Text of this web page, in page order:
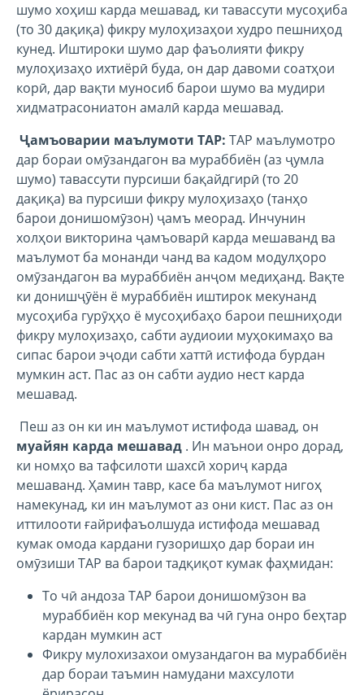
шумо хоҳиш карда мешавад, ки тавассути мусоҳиба
(то 30 дақиқа) фикру мулоҳизаҳои худро пешниҳод
кунед. Иштироки шумо дар фаъолияти фикру
мулоҳизаҳо ихтиёрӣ буда, он дар давоми соатҳои
корӣ, дар вақти муносиб барои шумо ва мудири
хидматрасониатон амалӣ карда мешавад.
Ҷамъоварии маълумоти TAP: TAP маълумотро
дар бораи омӯзандагон ва мураббиён (аз ҷумла
шумо) тавассути пурсиши бақайдгирӣ (то 20
дақиқа) ва пурсиши фикру мулоҳизаҳо (танҳо
барои донишомӯзон) ҷамъ меорад. Инчунин
холҳои викторина ҷамъоварӣ карда мешаванд ва
маълумот ба монанди чанд ва кадом модулҳоро
омӯзандагон ва мураббиён анҷом медиҳанд. Вақте
ки донишҷӯён ё мураббиён иштирок мекунанд
мусоҳиба гурӯҳҳо ё мусоҳибаҳо барои пешниҳоди
фикру мулоҳизаҳо, сабти аудиоии муҳокимаҳо ва
сипас барои эҷоди сабти хаттӣ истифода бурдан
мумкин аст. Пас аз он сабти аудио нест карда
мешавад.
Пеш аз он ки ин маълумот истифода шавад, он
муайян карда мешавад . Ин маънои онро дорад,
ки номҳо ва тафсилоти шахсӣ хориҷ карда
мешаванд. Ҳамин тавр, касе ба маълумот нигоҳ
намекунад, ки ин маълумот аз они кист. Пас аз он
иттилооти ғайрифаъолшуда истифода мешавад
кумак омода кардани гузоришҳо дар бораи ин
омӯзиши TAP ва барои тадқиқот кумак фаҳмидан:
То чӣ андоза TAP барои донишомӯзон ва
мураббиён кор мекунад ва чӣ гуна онро беҳтар
кардан мумкин аст
Фикру мулохизахои омузандагон ва мураббиён
дар бораи таъмин намудани махсулоти